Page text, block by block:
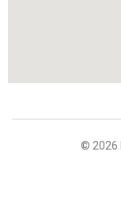
© 2026